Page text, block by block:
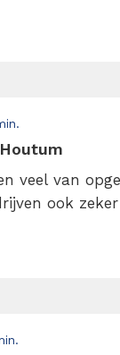
veel van
ook